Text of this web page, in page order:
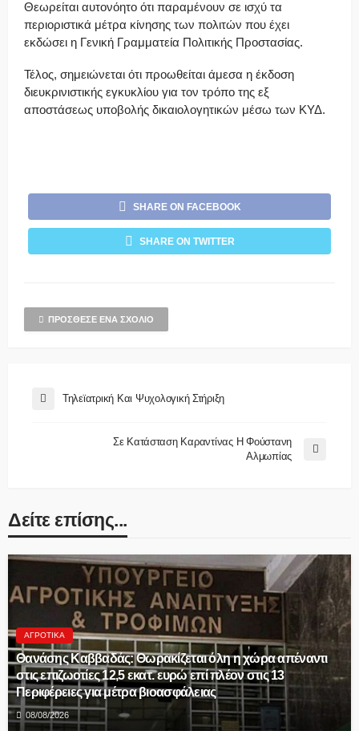
Θεωρείται αυτονόητο ότι παραμένουν σε ισχύ τα
περιοριστικά μέτρα κίνησης των πολιτών που έχει
εκδώσει η Γενική Γραμματεία Πολιτικής Προστασίας.
Τέλος, σημειώνεται ότι προωθείται άμεσα η έκδοση
διευκρινιστικής εγκυκλίου για τον τρόπο της εξ
αποστάσεως υποβολής δικαιολογητικών μέσω των ΚΥΔ.
SHARE ON FACEBOOK
SHARE ON TWITTER
ΠΡΌΣΘΕΣΕ ΈΝΑ ΣΧΌΛΙΟ
Τηλεϊατρική Και Ψυχολογική Στήριξη
Σε Κατάσταση Καραντίνας Η Φούστανη
Αλμωπίας
Δείτε επίσης...
ΑΓΡΟΤΙΚΆ
Θανάσης Καββαδάς: Θωρακίζεται όλη η χώρα απέναντι
στις επιζωοτίες 12,5 εκατ. ευρώ επί πλέον στις 13
Περιφέρειες για μέτρα βιοασφάλειας
08/08/2026